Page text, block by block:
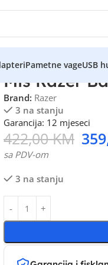
Pametne vageUSB
Miš Razer
Brand: Razer
3 na stanju
Garancija: 12 mjeseci
422,00KM
sa PDV-om
3 na stanju